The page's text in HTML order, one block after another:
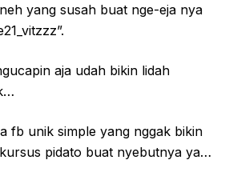
yang susah buat nge-eja nya
aja udah bikin lidah
fb unik simple yang nggak bikin
pidato buat nyebutnya ya…